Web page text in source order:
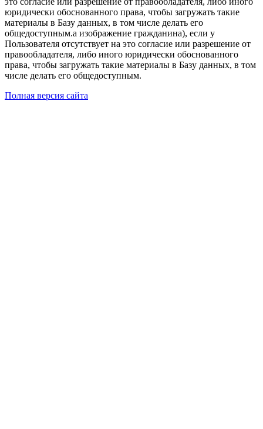
юридически обоснованного права, чтобы загружать такие
материалы в Базу данных, в том числе делать его
общедоступным.а изображение гражданина), если у
Пользователя отсутствует на это согласие или разрешение от
правообладателя, либо иного юридически обоснованного
права, чтобы загружать такие материалы в Базу данных, в том
числе делать его общедоступным.
Полная версия сайта